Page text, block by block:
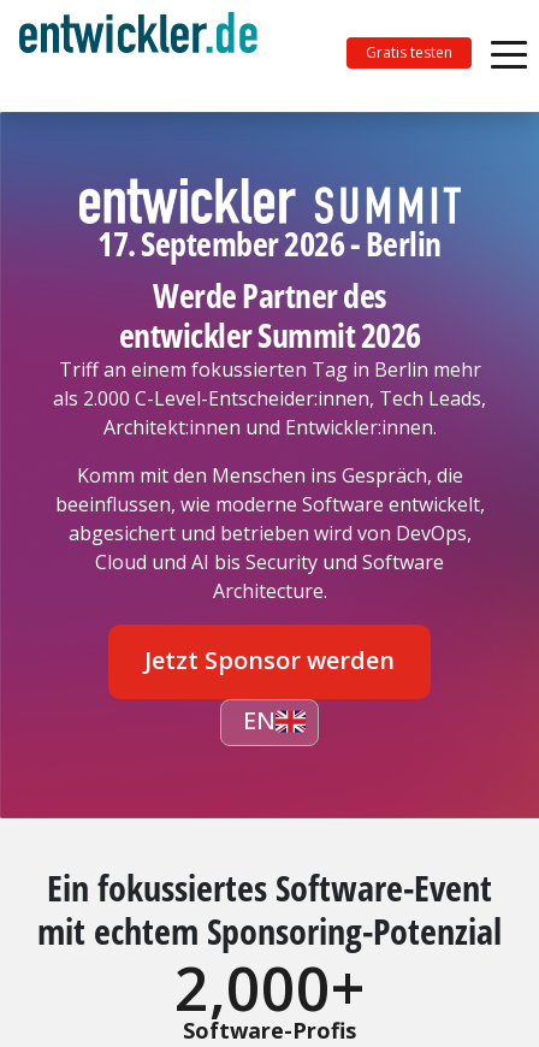
Gratis testen
17. September 2026 - Berlin
Werde Partner des
entwickler Summit 2026
Triff an einem fokussierten Tag in Berlin mehr
als 2.000 C-Level-Entscheider:innen, Tech Leads,
Architekt:innen und Entwickler:innen.
Komm mit den Menschen ins Gespräch, die
beeinflussen, wie moderne Software entwickelt,
abgesichert und betrieben wird von DevOps,
Cloud und AI bis Security und Software
Architecture.
Jetzt Sponsor werden
EN
Ein fokussiertes Software-Event
mit echtem Sponsoring-Potenzial
2,000+
Software-Profis